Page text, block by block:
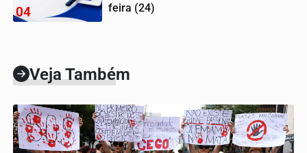
04
feira (24)
Veja Também